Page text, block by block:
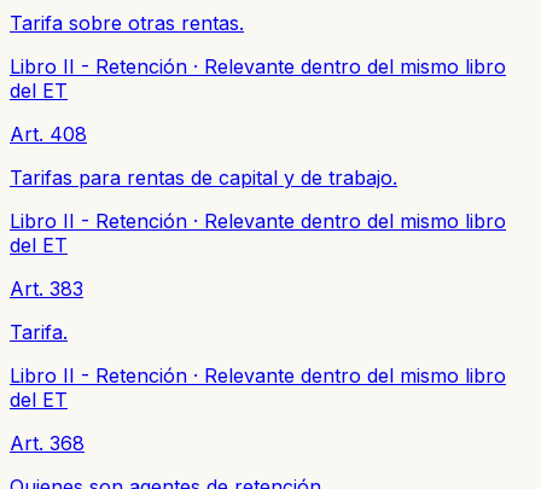
Tarifa sobre otras rentas.
Libro II - Retención · Relevante dentro del mismo libro
del ET
Art. 408
Tarifas para rentas de capital y de trabajo.
Libro II - Retención · Relevante dentro del mismo libro
del ET
Art. 383
Tarifa.
Libro II - Retención · Relevante dentro del mismo libro
del ET
Art. 368